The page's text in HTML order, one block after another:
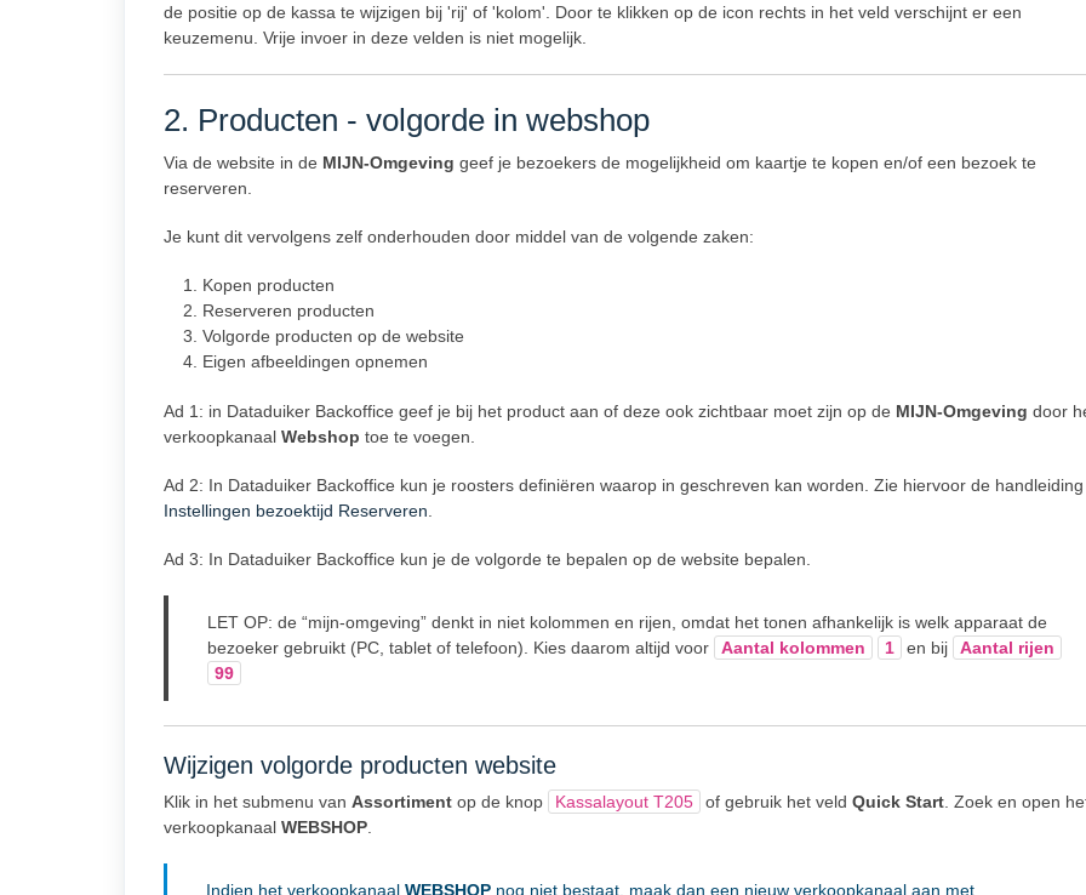
de positie op de kassa te wijzigen bij 'rij' of 'kolom'. Door te klikken op de icon rechts in het veld verschijnt er een
keuzemenu. Vrije invoer in deze velden is niet mogelijk.
2. Producten - volgorde in webshop
Via de website in de MIJN-Omgeving geef je bezoekers de mogelijkheid om kaartje te kopen en/of een bezoek te
reserveren.
Je kunt dit vervolgens zelf onderhouden door middel van de volgende zaken:
Kopen producten
Reserveren producten
Volgorde producten op de website
Eigen afbeeldingen opnemen
Ad 1: in Dataduiker Backoffice geef je bij het product aan of deze ook zichtbaar moet zijn op de MIJN-Omgeving door
verkoopkanaal Webshop toe te voegen.
Ad 2: In Dataduiker Backoffice kun je roosters definiëren waarop in geschreven kan worden. Zie hiervoor de handleiding
Instellingen bezoektijd Reserveren
Ad 3: In Dataduiker Backoffice kun je de volgorde te bepalen op de website bepalen.
LET OP: de “mijn-omgeving” denkt in niet kolommen en rijen, omdat het tonen afhankelijk is welk apparaat de
bezoeker gebruikt (PC, tablet of telefoon). Kies daarom altijd voor
Aantal kolommen 1 en bij
Aantal rijen
99
Wijzigen volgorde producten website
Klik in het submenu van Assortiment op de knop Kassalayout T205 of gebruik het veld Quick Start . Zoek en open
verkoopkanaal WEBSHOP
Indien het verkoopkanaal WEBSHOP nog niet bestaat, maak dan een nieuw verkoopkanaal aan met